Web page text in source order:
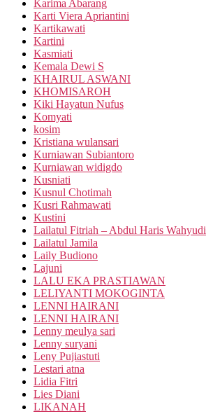
Karima Abarang
Karti Viera Apriantini
Kartikawati
Kartini
Kasmiati
Kemala Dewi S
KHAIRUL ASWANI
KHOMISAROH
Kiki Hayatun Nufus
Komyati
kosim
Kristiana wulansari
Kurniawan Subiantoro
Kurniawan widigdo
Kusniati
Kusnul Chotimah
Kusri Rahmawati
Kustini
Lailatul Fitriah – Abdul Haris Wahyudi
Lailatul Jamila
Laily Budiono
Lajuni
LALU EKA PRASTIAWAN
LELIYANTI MOKOGINTA
LENNI HAIRANI
LENNI HAIRANI
Lenny meulya sari
Lenny suryani
Leny Pujiastuti
Lestari atna
Lidia Fitri
Lies Diani
LIKANAH